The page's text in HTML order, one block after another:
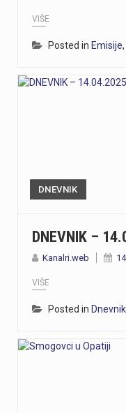
VIŠE
Posted in Emisije,
DNEVNIK
DNEVNIK –
Kanalri.web
VIŠE
Posted in Dnevnik